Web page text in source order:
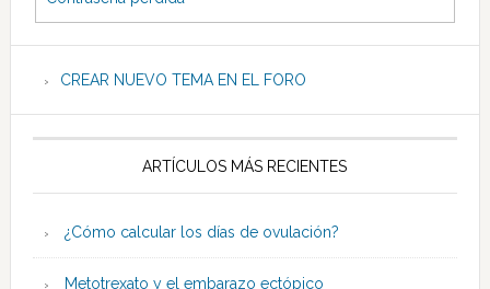
CREAR NUEVO TEMA EN EL FORO
ARTÍCULOS MÁS RECIENTES
¿Cómo calcular los días de ovulación?
Metotrexato y el embarazo ectópico